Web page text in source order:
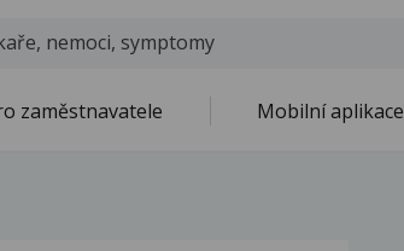
zaměstnavatele Mobilní aplikace